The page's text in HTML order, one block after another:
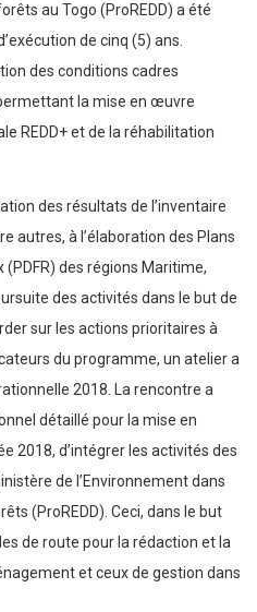
au Togo (ProREDD) a été
de cinq (5) ans.
des conditions cadres
la mise en œuvre
REDD+ et de la réhabilitation
des résultats de l’inventaire
autres, à l’élaboration des Plans
des régions Maritime,
des activités dans le but de
sur les actions prioritaires à
du programme, un atelier a
2018. La rencontre a
détaillé pour la mise en
2018, d’intégrer les activités des
de l’Environnement dans
(ProREDD). Ceci, dans le but
de route pour la rédaction et la
et ceux de gestion dans